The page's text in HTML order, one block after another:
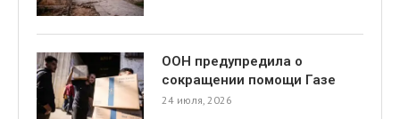
ООН предупредила о
сокращении помощи Газе
24 июля, 2026